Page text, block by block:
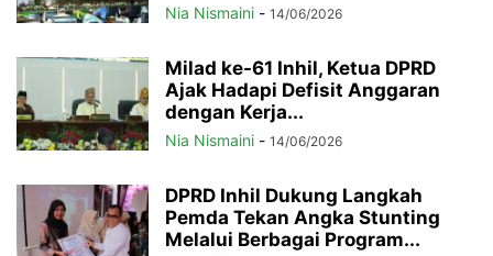
Nia Nismaini - 14/06/2026
Milad ke-61 Inhil, Ketua DPRD
Ajak Hadapi Defisit Anggaran
dengan Kerja...
Nia Nismaini - 14/06/2026
DPRD Inhil Dukung Langkah
Pemda Tekan Angka Stunting
Melalui Berbagai Program...